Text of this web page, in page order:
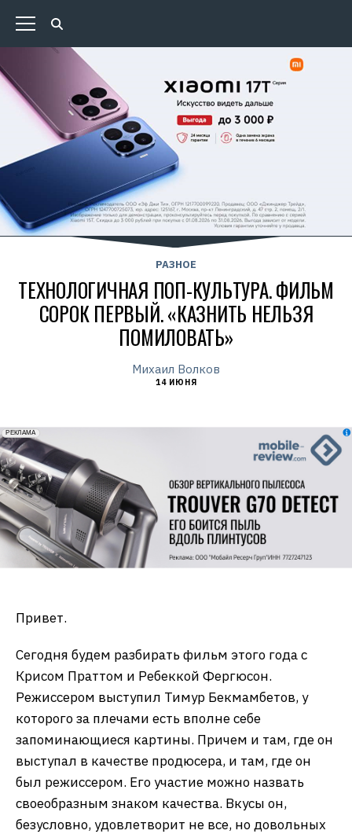
РАЗНОЕ
ТЕХНОЛОГИЧНАЯ ПОП-КУЛЬТУРА. ФИЛЬМ
СОРОК ПЕРВЫЙ. «КАЗНИТЬ НЕЛЬЗЯ
ПОМИЛОВАТЬ»
Михаил Волков
14 ИЮНЯ
erid: 2VfnxxmNzs5
РЕКЛАМА
Привет.
Сегодня будем разбирать фильм этого года с
Крисом Праттом и Ребеккой Фергюсон.
Режиссером выступил Тимур Бекмамбетов, у
которого за плечами есть вполне себе
запоминающиеся картины. Причем и там, где он
выступал в качестве продюсера, и там, где он
был режиссером. Его участие можно назвать
своеобразным знаком качества. Вкусы он,
безусловно, удовлетворит не все, но довольных